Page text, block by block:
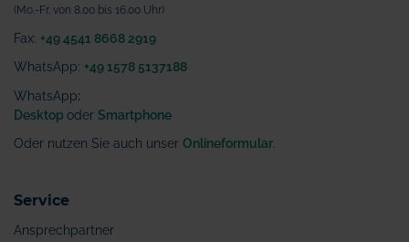
(Mo.-Fr. von 8.00 bis 16.00 Uhr)
Fax: +49 4541 8668 2919
WhatsApp: +49 1578 5137188
WhatsApp:
Desktop oder Smartphone
Oder nutzen Sie auch unser Onlineformular
Service
Ansprechpartner